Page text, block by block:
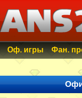
Оф. игры Фан.